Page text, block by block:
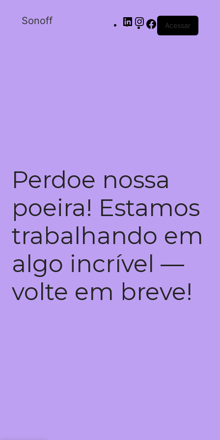
Sonoff Acessar
Perdoe nossa
poeira! Estamos
trabalhando em
algo incrível —
volte em breve!